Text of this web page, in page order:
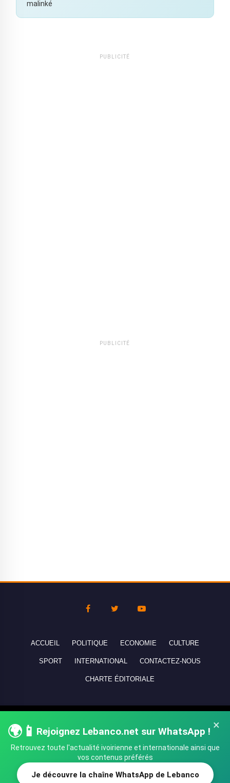
malinké
PUBLICITÉ
PUBLICITÉ
×
🌍📱 Rejoignez Lebanco.net sur WhatsApp !
Retrouvez toute l'actualité ivoirienne et internationale ainsi que
vos contenus préférés
Je découvre la chaîne WhatsApp de Lebanco
ACCUEIL POLITIQUE ECONOMIE CULTURE
SPORT INTERNATIONAL CONTACTEZ-NOUS
CHARTE ÉDITORIALE
réservés - All rights reserved.